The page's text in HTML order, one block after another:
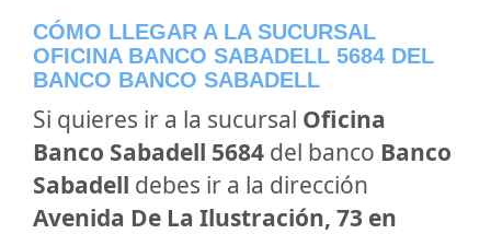
CÓMO LLEGAR A LA SUCURSAL
OFICINA BANCO SABADELL 5684 DEL
BANCO BANCO SABADELL
Si quieres ir a la sucursal Oficina
Banco Sabadell 5684 del banco Banco
Sabadell debes ir a la dirección
Avenida De La Ilustración, 73 en